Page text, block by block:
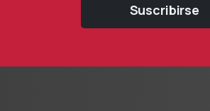
Suscribirse